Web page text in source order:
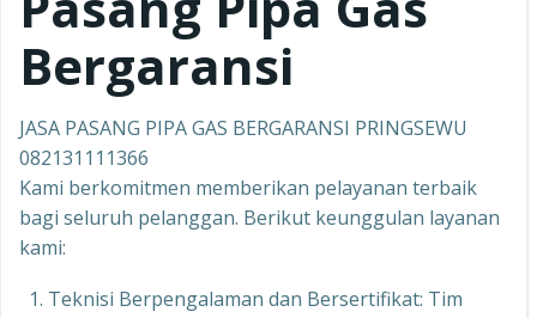
Bergaransi
JASA PASANG PIPA GAS BERGARANSI PRINGSEWU
082131111366
Kami berkomitmen memberikan pelayanan terbaik
bagi seluruh pelanggan. Berikut keunggulan layanan
kami:
Teknisi Berpengalaman dan Bersertifikat: Tim